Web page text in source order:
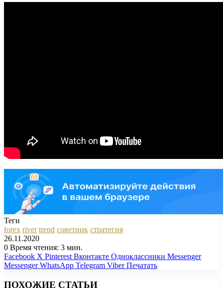
Теги
forex river trend советник стратегия
26.11.2020
0 Время чтения: 3 мин.
Facebook X Pinterest Вконтакте Одноклассники Messenger
Messenger WhatsApp Telegram Viber Печатать
ПОХОЖИЕ СТАТЬИ